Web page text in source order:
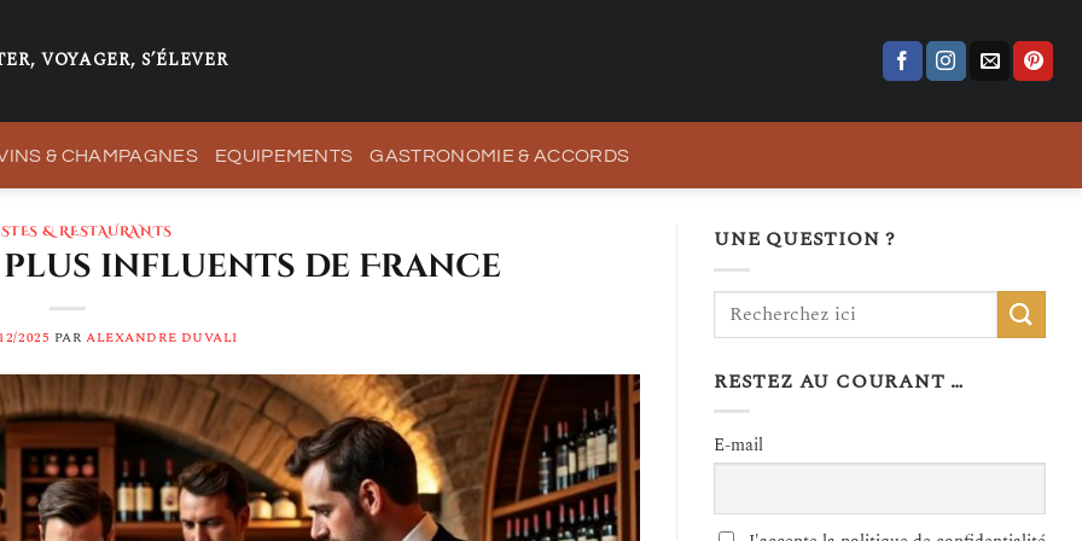
VOYAGER, S’ÉLEVER
& CHAMPAGNES EQUIPEMENTS GASTRONOMIE & ACCORDS
& RESTAURANTS
plus influents de France
2025 PARALEXANDRE DUVALI
UNE QUESTION ?
RESTEZ AU COURANT …
E-mail